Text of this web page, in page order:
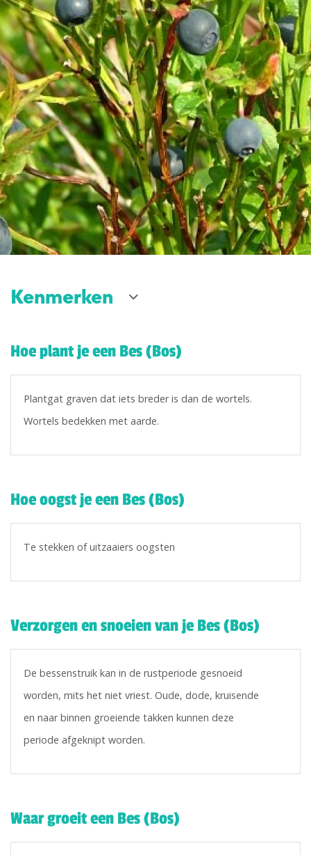
Kenmerken
Hoe plant je een Bes (Bos)
Plantgat graven dat iets breder is dan de wortels.
Wortels bedekken met aarde.
Hoe oogst je een Bes (Bos)
Te stekken of uitzaaiers oogsten
Verzorgen en snoeien van je Bes (Bos)
De bessenstruik kan in de rustperiode gesnoeid
worden, mits het niet vriest. Oude, dode, kruisende
en naar binnen groeiende takken kunnen deze
periode afgeknipt worden.
Waar groeit een Bes (Bos)